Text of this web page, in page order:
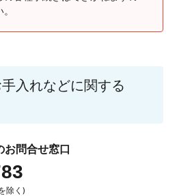
入れなどに関する
お問合せ窓口
除く)